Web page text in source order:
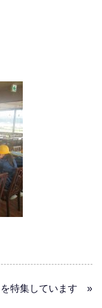
を特集しています »